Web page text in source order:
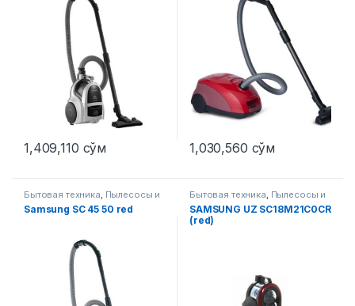
1,409,110 сўм 1,030,560 сўм
Бытовая техника, Пылесосы и
аксессуары
Samsung SC 45 50 red
Бытовая техника, Пылесосы и
аксессуары
SAMSUNG UZ SC18M21C0CR
(red)